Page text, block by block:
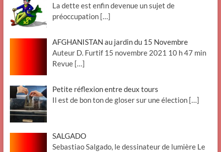
La dette est enfin devenue un sujet de
préoccupation […]
AFGHANISTAN au jardin du 15 Novembre
Auteur D. Furtif 15 novembre 2021 10 h 47 min
Revue […]
Petite réflexion entre deux tours
Il est de bon ton de gloser sur une élection […]
SALGADO
Sebastiao Salgado, le dessinateur de lumière Le